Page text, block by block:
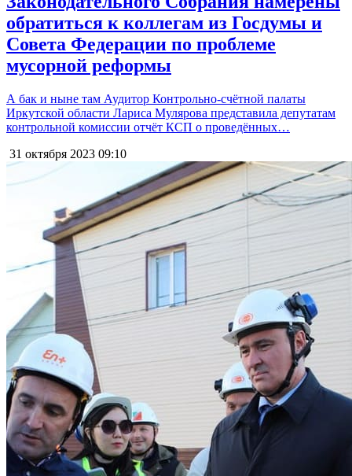
обратиться к коллегам из Госдумы и
Совета Федерации по проблеме
мусорной реформы
А бак и ныне там Аудитор Контрольно-счётной палаты
Иркутской области Лариса Мулярова представила депутатам
контрольной комиссии отчёт КСП о проведённых…
31 октября 2023 09:10